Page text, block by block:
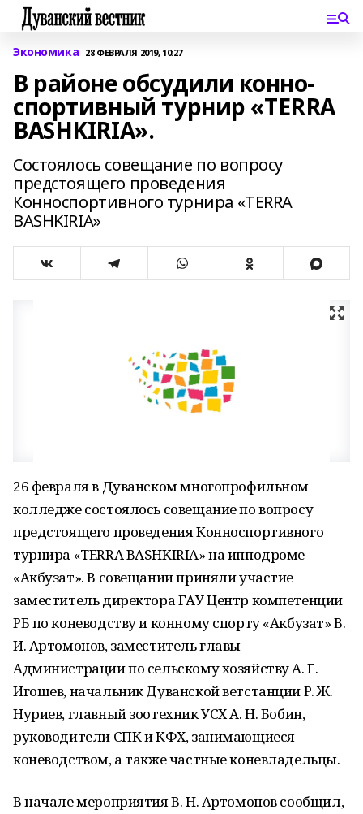
Экономика 28 ФЕВРАЛЯ 2019, 10:27
В районе обсудили конно-
спортивный турнир «TERRA
BASHKIRIA».
Состоялось совещание по вопросу
предстоящего проведения
Конноспортивного турнира «TERRA
BASHKIRIA»
26 февраля в Дуванском многопрофильном
колледже состоялось совещание по вопросу
предстоящего проведения Конноспортивного
турнира «TERRA BASHKIRIA» на ипподроме
«Акбузат». В совещании приняли участие
заместитель директора ГАУ Центр компетенции
РБ по коневодству и конному спорту «Акбузат» В.
И. Артомонов, заместитель главы
Администрации по сельскому хозяйству А. Г.
Игошев, начальник Дуванской ветстанции Р. Ж.
Нуриев, главный зоотехник УСХ А. Н. Бобин,
руководители СПК и КФХ, занимающиеся
коневодством, а также частные коневладельцы.
В начале мероприятия В. Н. Артомонов сообщил,